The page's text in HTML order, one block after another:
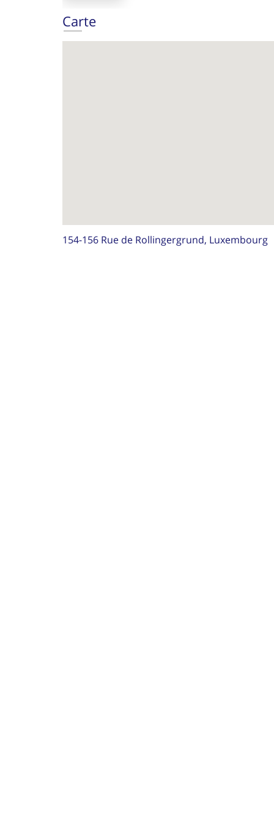
Carte
154-156 Rue de Rollingergrund, Luxembourg